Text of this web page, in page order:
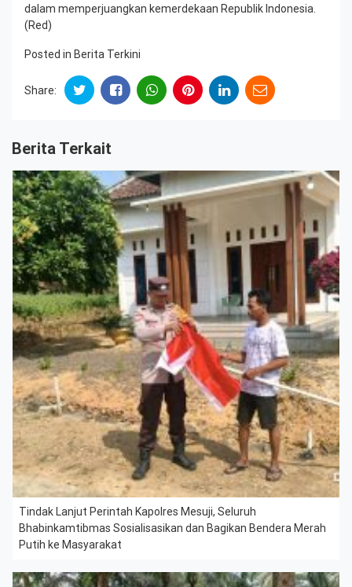
dalam memperjuangkan kemerdekaan Republik Indonesia.
(Red)
Posted in Berita Terkini
Share:
Berita Terkait
Tindak Lanjut Perintah Kapolres Mesuji, Seluruh
Bhabinkamtibmas Sosialisasikan dan Bagikan Bendera Merah
Putih ke Masyarakat